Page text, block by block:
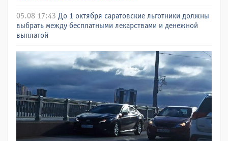
05.08 17:43 До 1 октября саратовские льготники должны
выбрать между бесплатными лекарствами и денежной
выплатой